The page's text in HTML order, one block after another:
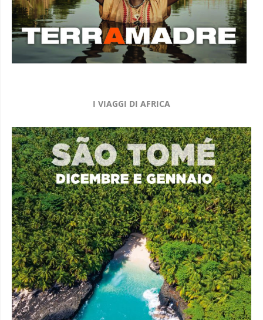
I VIAGGI DI AFRICA